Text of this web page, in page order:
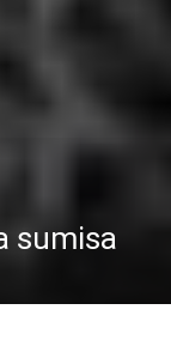
sumisa